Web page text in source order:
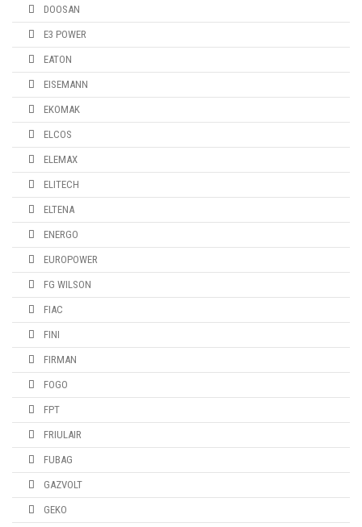
DOOSAN
E3 POWER
EATON
EISEMANN
EKOMAK
ELCOS
ELEMAX
ELITECH
ELTENA
ENERGO
EUROPOWER
FG WILSON
FIAC
FINI
FIRMAN
FOGO
FPT
FRIULAIR
FUBAG
GAZVOLT
GEKO